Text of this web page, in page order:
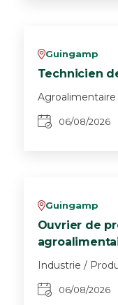
vGuingamp
Technicien
06/08/2026
vGuingamp
Ouvrier de
Industrie /
06/08/2026